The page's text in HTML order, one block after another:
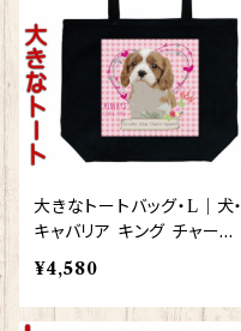
大きなトートバッグ・L｜犬・
キャバリア キング チャール
ズ スパニエル（黒）【型番 B
L-1】きゃぴあーと KYAPIA
rt
¥4,580